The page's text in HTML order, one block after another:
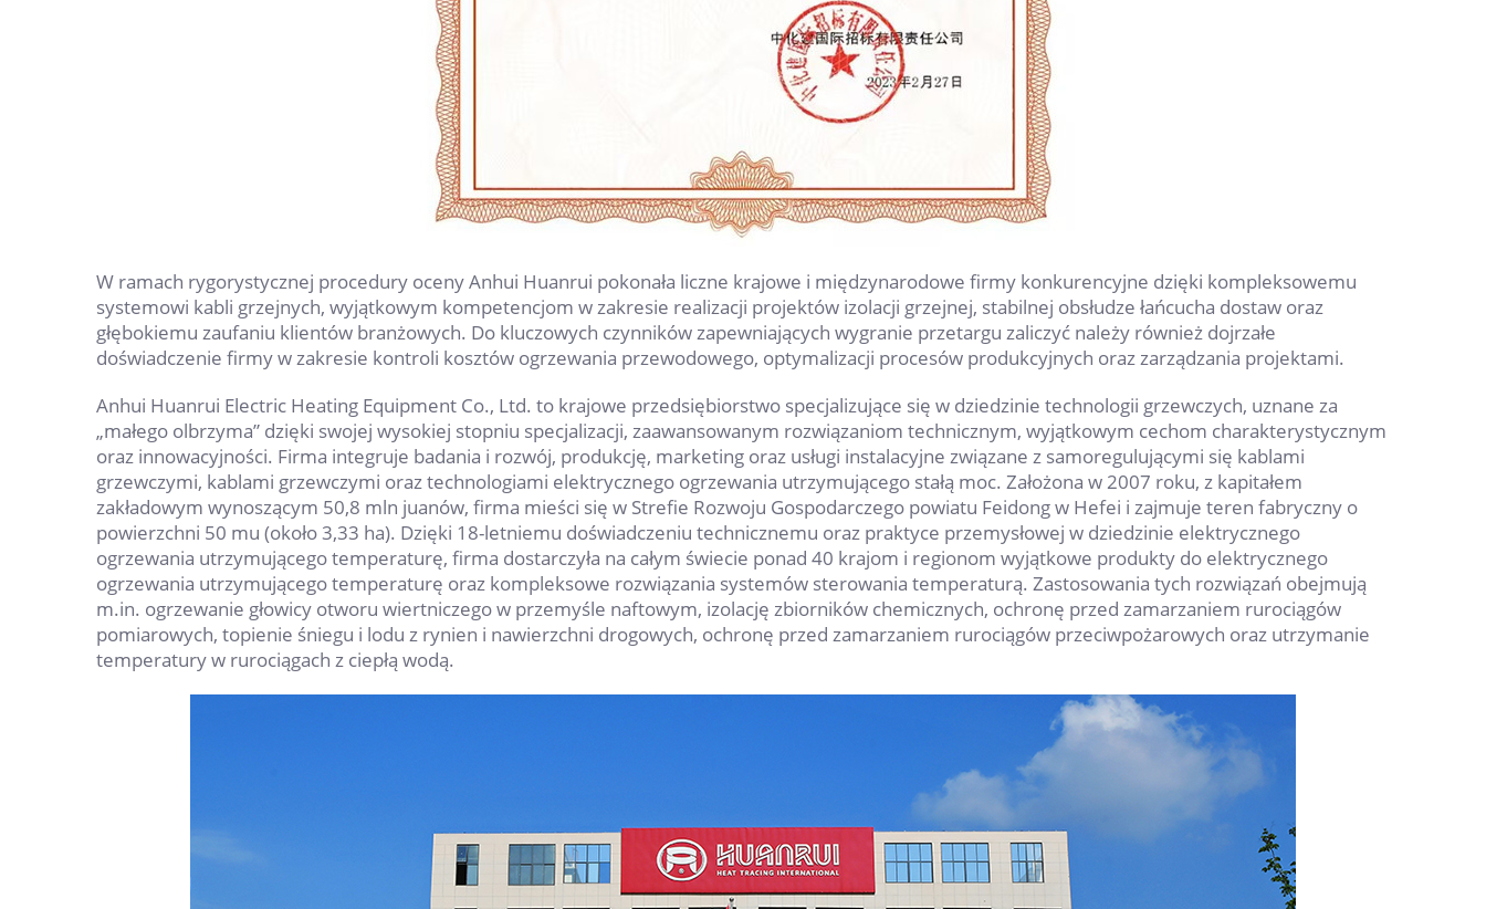
W ramach rygorystycznej procedury oceny Anhui Huanrui pokonała liczne krajowe i międzynarodowe firmy konkurencyjne dzięki kompleksowemu
systemowi kabli grzejnych, wyjątkowym kompetencjom w zakresie realizacji projektów izolacji grzejnej, stabilnej obsłudze łańcucha dostaw oraz
głębokiemu zaufaniu klientów branżowych. Do kluczowych czynników zapewniających wygranie przetargu zaliczyć należy również dojrzałe
doświadczenie firmy w zakresie kontroli kosztów ogrzewania przewodowego, optymalizacji procesów produkcyjnych oraz zarządzania projektami.
Anhui Huanrui Electric Heating Equipment Co., Ltd. to krajowe przedsiębiorstwo specjalizujące się w dziedzinie technologii grzewczych, uznane za
„małego olbrzyma” dzięki swojej wysokiej stopniu specjalizacji, zaawansowanym rozwiązaniom technicznym, wyjątkowym cechom charakterystycznym
oraz innowacyjności. Firma integruje badania i rozwój, produkcję, marketing oraz usługi instalacyjne związane z samoregulującymi się kablami
grzewczymi, kablami grzewczymi oraz technologiami elektrycznego ogrzewania utrzymującego stałą moc. Założona w 2007 roku, z kapitałem
zakładowym wynoszącym 50,8 mln juanów, firma mieści się w Strefie Rozwoju Gospodarczego powiatu Feidong w Hefei i zajmuje teren fabryczny o
powierzchni 50 mu (około 3,33 ha). Dzięki 18-letniemu doświadczeniu technicznemu oraz praktyce przemysłowej w dziedzinie elektrycznego
ogrzewania utrzymującego temperaturę, firma dostarczyła na całym świecie ponad 40 krajom i regionom wyjątkowe produkty do elektrycznego
ogrzewania utrzymującego temperaturę oraz kompleksowe rozwiązania systemów sterowania temperaturą. Zastosowania tych rozwiązań obejmują
m.in. ogrzewanie głowicy otworu wiertniczego w przemyśle naftowym, izolację zbiorników chemicznych, ochronę przed zamarzaniem rurociągów
pomiarowych, topienie śniegu i lodu z rynien i nawierzchni drogowych, ochronę przed zamarzaniem rurociągów przeciwpożarowych oraz utrzymanie
temperatury w rurociągach z ciepłą wodą.